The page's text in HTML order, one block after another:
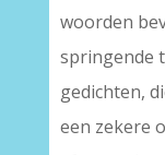
woorden
springende
gedichten,
een zekere